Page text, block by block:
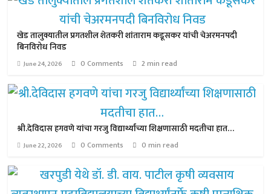
खेड तालुक्यातील प्रगतशील शेतकरी शांताराम कडूसकर यांची चेअरमनपदी
बिनविरोध निवड
June 24, 2026 0 Comments 2 min read
श्री.देविदास हगवणे यांचा गरजु विद्यार्थ्यांच्या शिक्षणासाठी मदतीचा हात…
June 22, 2026 0 Comments 0 min read